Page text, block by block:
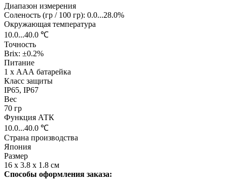
Диапазон измерения
Соленость (гр / 100 гр): 0.0...28.0%
Окружающая температура
10.0...40.0 ℃
Точность
Brix: ±0.2%
Питание
1 x ААА батарейка
Класс защиты
IP65, IP67
Вес
70 гр
Функция АТК
10.0...40.0 ℃
Страна производства
Япония
Размер
16 x 3.8 x 1.8 см
Способы оформления заказа: